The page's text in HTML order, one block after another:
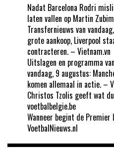
Nadat Barcelona Rodri
laten vallen op Martin
Transfernieuws van
grote aankoop, Liverpool
contracteren. – Vietnam.vn
Uitslagen en programma
vandaag, 9 augustus:
komen allemaal in actie. –
Christos Tzolis geeft wat
voetbalbelgie.be
Wanneer begint de
VoetbalNieuws.nl